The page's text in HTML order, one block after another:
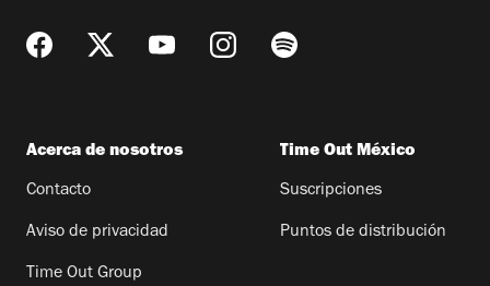
Acerca de nosotros
Contacto
Aviso de privacidad
Time Out Group
Time Out México
Suscripciones
Puntos de distribución